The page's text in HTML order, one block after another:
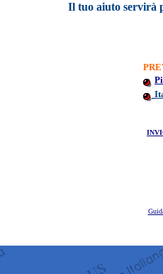
Il tuo aiuto servirà